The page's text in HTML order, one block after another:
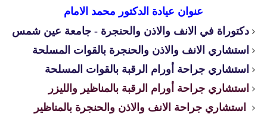
عنوان عيادة الدكتور محمد الامام
دكتوراة في الانف والاذن والحنجرة - جامعة عين شمس
استشاري الانف والاذن والحنجرة بالقوات المسلحة
استشاري جراحة أورام الرقبة بالقوات المسلحة
استشاري جراحة أورام الرقبة بالمناظير والليزر
استشاري جراحة الانف والاذن والحنجرة بالمناظير